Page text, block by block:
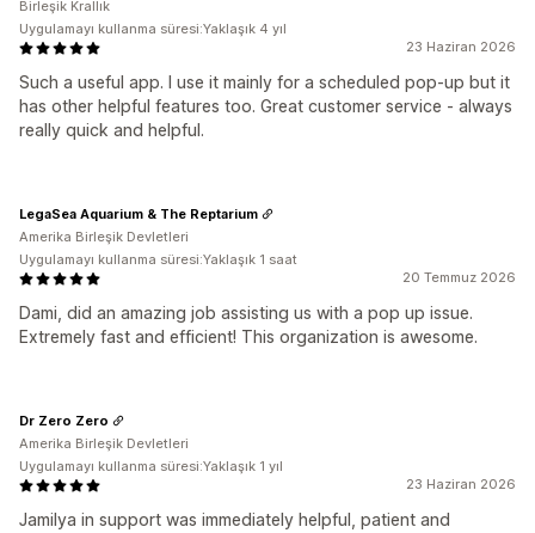
23 Haziran 2026
Such a useful app. I use it mainly for a scheduled pop-up but it
has other helpful features too. Great customer service - always
really quick and helpful.
Birleşik Krallık
Uygulamayı kullanma süresi:Yaklaşık 4 yıl
20 Temmuz 2026
Dami, did an amazing job assisting us with a pop up issue.
Extremely fast and efficient! This organization is awesome.
LegaSea Aquarium & The Reptarium
Amerika Birleşik Devletleri
Uygulamayı kullanma süresi:Yaklaşık 1 saat
23 Haziran 2026
Jamilya in support was immediately helpful, patient and
Dr Zero Zero
Amerika Birleşik Devletleri
Uygulamayı kullanma süresi:Yaklaşık 1 yıl